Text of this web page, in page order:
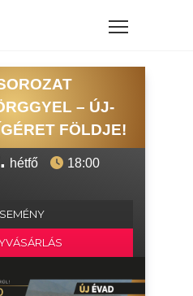
– ÚJ-
FÖLDJE!
hétfő
18:00